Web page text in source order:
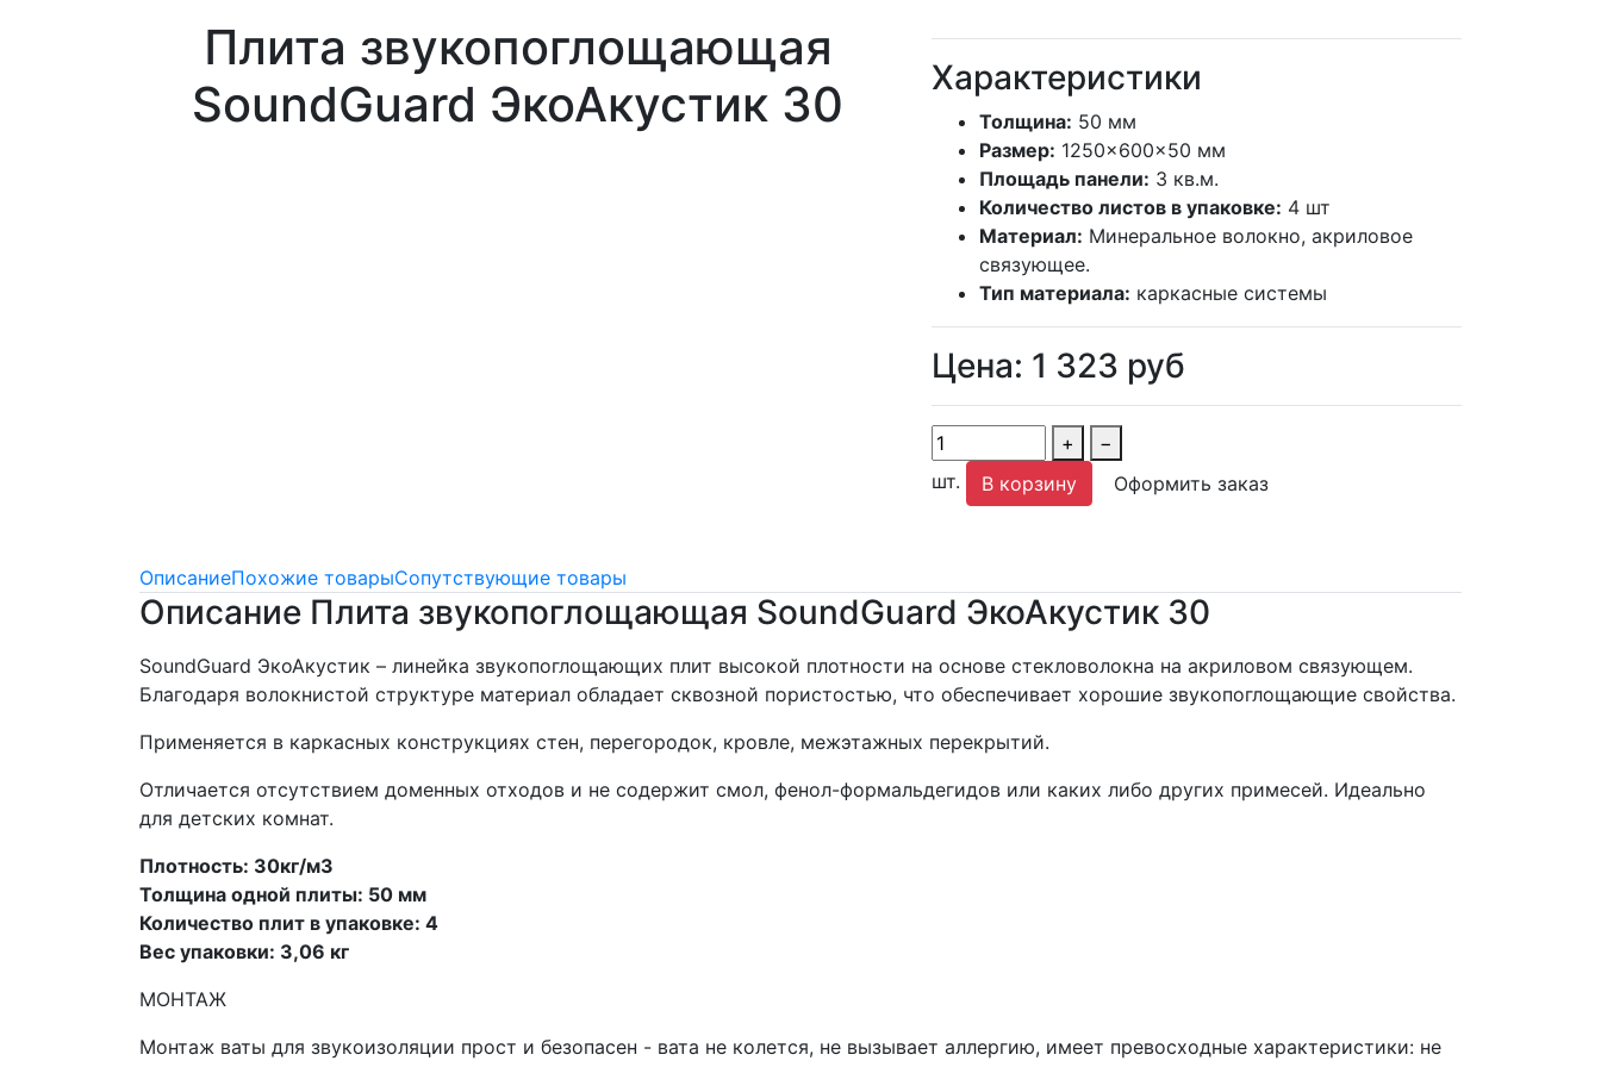
Плита звукопоглощающая
SoundGuard ЭкоАкустик 30
Характеристики
Толщина: 50 мм
Размер: 1250×600×50 мм
Площадь панели: 3 кв.м.
Количество листов в упаковке: 4 шт
Материал: Минеральное волокно, акриловое
связующее.
Тип материала: каркасные системы
Цена: 1 323 руб
+
−
шт.
В корзину Оформить заказ
ОписаниеПохожие товарыСопутствующие товары
Описание Плита звукопоглощающая SoundGuard ЭкоАкустик 30
SoundGuard ЭкоАкустик – линейка звукопоглощающих плит высокой плотности на основе стекловолокна на акриловом связующем.
Благодаря волокнистой структуре материал обладает сквозной пористостью, что обеспечивает хорошие звукопоглощающие свойства.
Применяется в каркасных конструкциях стен, перегородок, кровле, межэтажных перекрытий.
Отличается отсутствием доменных отходов и не содержит смол, фенол-формальдегидов или каких либо других примесей. Идеально
для детских комнат.
Плотность: 30кг/м3
Толщина одной плиты: 50 мм
Количество плит в упаковке: 4
Вес упаковки: 3,06 кг
МОНТАЖ
Монтаж ваты для звукоизоляции прост и безопасен - вата не колется, не вызывает аллергию, имеет превосходные характеристики: не